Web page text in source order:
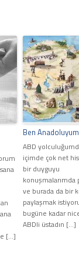
[…]
Ben
ABD
içimde çok net
bir duyguyu
konuşmalarımda
ve burada da bir
paylaşmak
bugüne kadar
ABDli üstadın […]